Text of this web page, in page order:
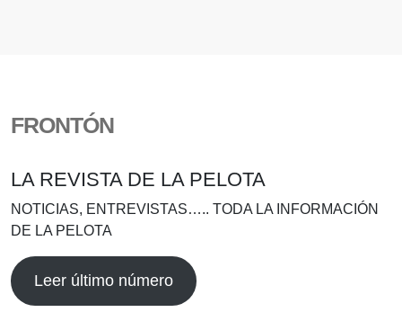
FRONTÓN
LA REVISTA DE LA PELOTA
NOTICIAS, ENTREVISTAS….. TODA LA INFORMACIÓN
DE LA PELOTA
Leer último número